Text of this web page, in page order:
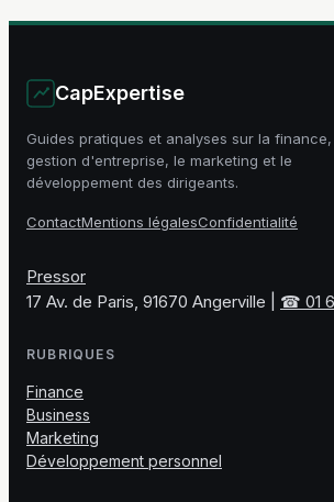
CapExpertise
Guides pratiques et analyses sur la finance,
gestion d'entreprise, le marketing et le
développement des dirigeants.
ContactMentions légalesConfidentialité
Pressor
17 Av. de Paris, 91670 Angerville
☎ 01
RUBRIQUES
Finance
Business
Marketing
Développement personnel